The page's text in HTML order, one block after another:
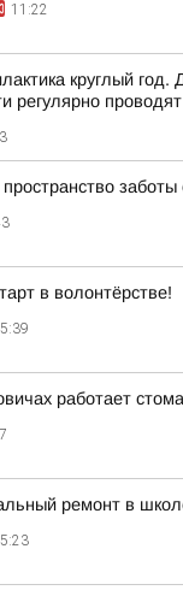
11:22
круглый год.
регулярно
в волонтёрстве!
работает
ремонт в